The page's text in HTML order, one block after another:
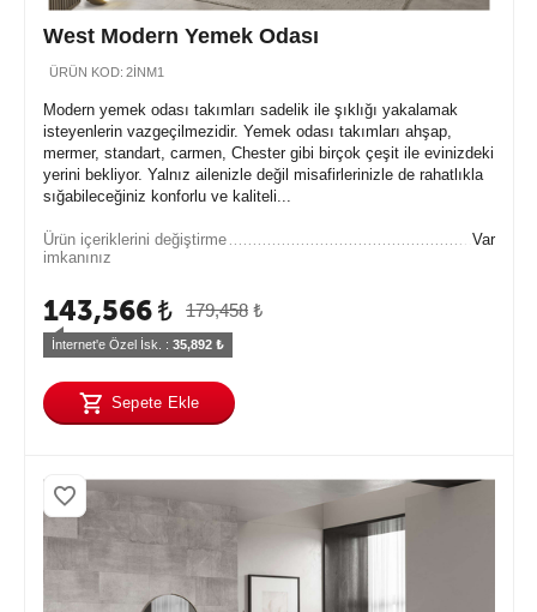
West Modern Yemek Odası
ÜRÜN KOD: 2İNM1
Modern yemek odası takımları sadelik ile şıklığı yakalamak
isteyenlerin vazgeçilmezidir. Yemek odası takımları ahşap,
mermer, standart, carmen, Chester gibi birçok çeşit ile evinizdeki
yerini bekliyor. Yalnız ailenizle değil misafirlerinizle de rahatlıkla
sığabileceğiniz konforlu ve kaliteli...
Ürün içeriklerini değiştirme
imkanınız
Var
179,458 ₺
143,566₺
İnternet'e Özel İsk. : 35,892 ₺
Sepete Ekle